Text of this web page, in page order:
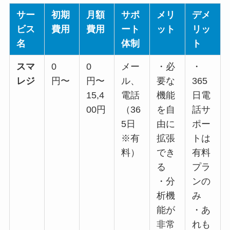
サー
ビス
名
初期
費用
月額
費用
サポ
ート
体制
メリ
ット
デメ
リッ
ト
スマ
レジ
0
円〜
0
円〜
15,4
00円
メー
ル、
電話
（36
5日
※有
料）
・必
要な
機能
を自
由に
拡張
でき
る
・分
析機
能が
非常
・
365
日電
話サ
ポー
トは
有料
プラ
ンの
み
・あ
れも